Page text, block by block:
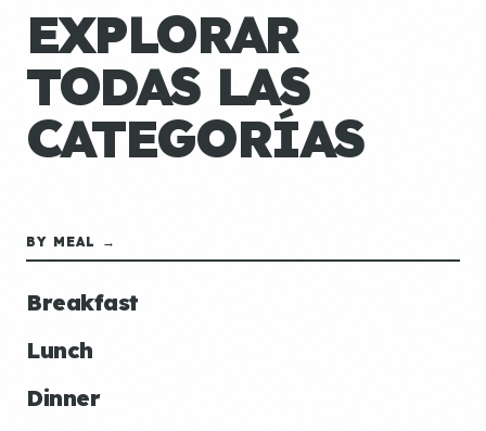
EXPLORAR
TODAS LAS
CATEGORÍAS
BY MEAL →
Breakfast
Lunch
Dinner